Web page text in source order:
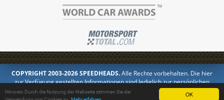
OK
Hinweis: Durch die Nutzung der Webseite stimmen Sie der
COPYRIGHT 2003-2026 SPEEDHEADS.Alle Rechte vorbehalten. Die hier
zur Verfügung gestellten Informationen sind lediglich zur persönlichen
Information bestimmt. Jedes Kopieren oder Veröffentlichen in anderer